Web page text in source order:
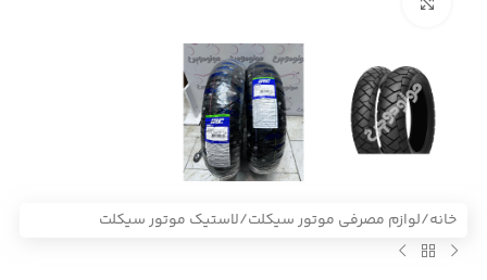
خانه/لوازم مصرفی موتور سیکلت/لاستیک موتور سیکلت